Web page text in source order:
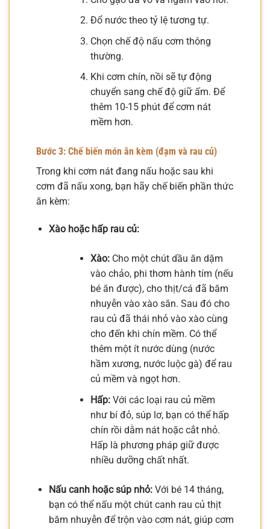
Đổ nước theo tỷ lệ tương tự.
Chọn chế độ nấu cơm thông
thường.
Khi cơm chín, nồi sẽ tự động
chuyển sang chế độ giữ ấm. Để
thêm 10-15 phút để cơm nát
mềm hơn.
Bước 3: Chế biến món ăn kèm (đạm và rau củ)
Trong khi cơm nát đang nấu hoặc sau khi
cơm đã nấu xong, bạn hãy chế biến phần thức
ăn kèm:
Xào hoặc hấp rau củ:
Xào:Cho một chút dầu ăn dặm
vào chảo, phi thơm hành tím (nếu
bé ăn được), cho thịt/cá đã băm
nhuyễn vào xào săn. Sau đó cho
rau củ đã thái nhỏ vào xào cùng
cho đến khi chín mềm. Có thể
thêm một ít nước dùng (nước
hầm xương, nước luộc gà) để rau
củ mềm và ngọt hơn.
Hấp:Với các loại rau củ mềm
như bí đỏ, súp lơ, bạn có thể hấp
chín rồi dằm nát hoặc cắt nhỏ.
Hấp là phương pháp giữ được
nhiều dưỡng chất nhất.
Nấu canh hoặc súp nhỏ:Với bé 14 tháng,
bạn có thể nấu một chút canh rau củ thịt
băm nhuyễn để trộn vào cơm nát, giúp cơm